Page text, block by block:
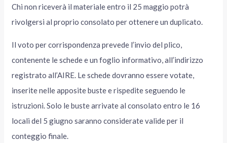
Chi non riceverà il materiale entro il 25 maggio potrà
rivolgersi al proprio consolato per ottenere un duplicato.
Il voto per corrispondenza prevede l’invio del plico,
contenente le schede e un foglio informativo, all’indirizzo
registrato all’AIRE. Le schede dovranno essere votate,
inserite nelle apposite buste e rispedite seguendo le
istruzioni. Solo le buste arrivate al consolato entro le 16
locali del 5 giugno saranno considerate valide per il
conteggio finale.